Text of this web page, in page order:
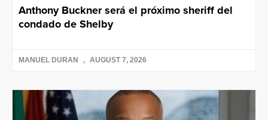
Anthony Buckner será el próximo sheriff del
condado de Shelby
MANUEL DURAN AUGUST 7, 2026